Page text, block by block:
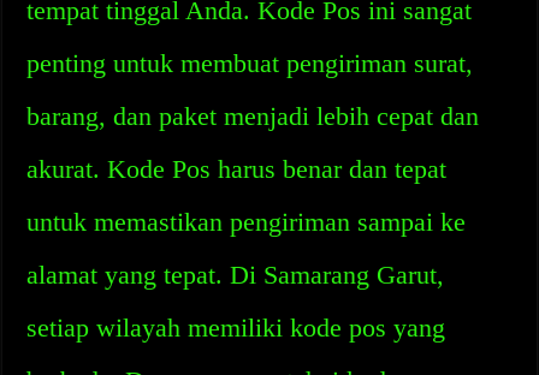
tempat tinggal Anda. Kode Pos ini sangat
penting untuk membuat pengiriman surat,
barang, dan paket menjadi lebih cepat dan
akurat. Kode Pos harus benar dan tepat
untuk memastikan pengiriman sampai ke
alamat yang tepat. Di Samarang Garut,
setiap wilayah memiliki kode pos yang